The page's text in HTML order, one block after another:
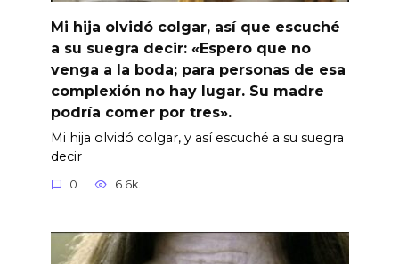
Mi hija olvidó colgar, así que escuché
a su suegra decir: «Espero que no
venga a la boda; para personas de esa
complexión no hay lugar. Su madre
podría comer por tres».
Mi hija olvidó colgar, y así escuché a su suegra
decir
0 6.6k.